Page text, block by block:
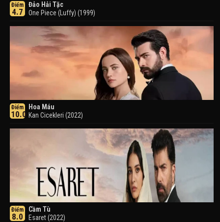
Điểm
4.7
Đảo Hải Tặc
One Piece (Luffy) (1999)
Điểm
10.0
Hoa Máu
Kan Cicekleri (2022)
Điểm
8.0
Cầm Tù
Esaret (2022)